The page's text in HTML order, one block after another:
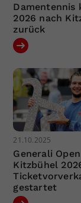
Damentennis
2026 nach
zurück
21.10.2025
Generali Open
Kitzbühel
gestartet